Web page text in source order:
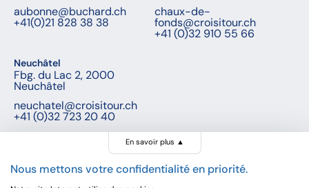
aubonne@buchard.ch
+41(0)21 828 38 38
chaux-de-
fonds@croisitour.ch
+41 (0)32 910 55 66
Neuchâtel
Fbg. du Lac 2, 2000
Neuchâtel
neuchatel@croisitour.ch
+41 (0)32 723 20 40
© Buchard voyages, 2026 - Tous droits réservés
En savoir plus ▲
Nous mettons votre confidentialité en priorité.